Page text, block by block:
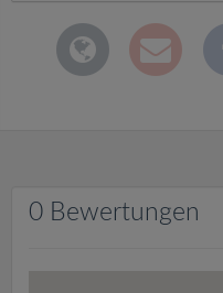
0 Bewertungen